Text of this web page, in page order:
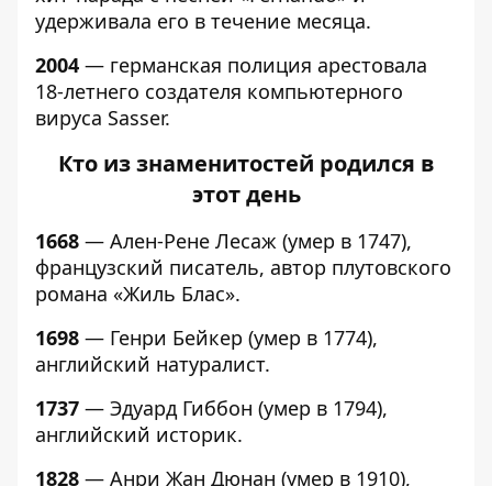
удерживала его в течение месяца.
2004 — германская полиция арестовала
18-летнего создателя компьютерного
вируса Sasser.
Кто из знаменитостей родился в
этот день
1668 — Ален-Рене Лесаж (умер в 1747),
французский писатель, автор плутовского
романа «Жиль Блас».
1698 — Генри Бейкер (умер в 1774),
английский натуралист.
1737 — Эдуард Гиббон (умер в 1794),
английский историк.
1828 — Анри Жан Дюнан (умер в 1910),